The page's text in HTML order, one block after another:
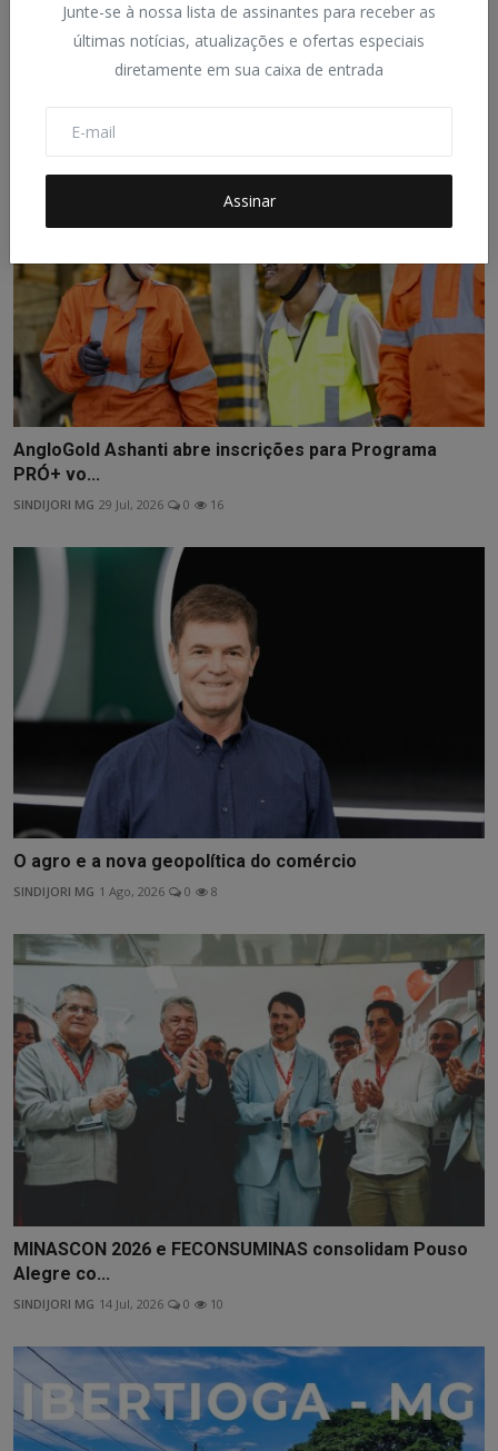
Junte-se à nossa lista de assinantes para receber as
últimas notícias, atualizações e ofertas especiais
diretamente em sua caixa de entrada
Assinar
Agro mineiro alcança marca histórica
AngloGold Ashanti abre inscrições para Programa
PRÓ+ vo...
SINDIJORI MG 29 Jul, 2026 0 16
O agro e a nova geopolítica do comércio
SINDIJORI MG 1 Ago, 2026 0 8
MINASCON 2026 e FECONSUMINAS consolidam Pouso
Alegre co...
SINDIJORI MG 14 Jul, 2026 0 10